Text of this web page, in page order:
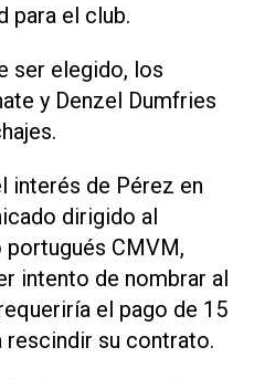
para el club.
ser elegido, los
y Denzel Dumfries
interés de Pérez en
dirigido al
CMVM,
intento de nombrar al
el pago de 15
rescindir su contrato.